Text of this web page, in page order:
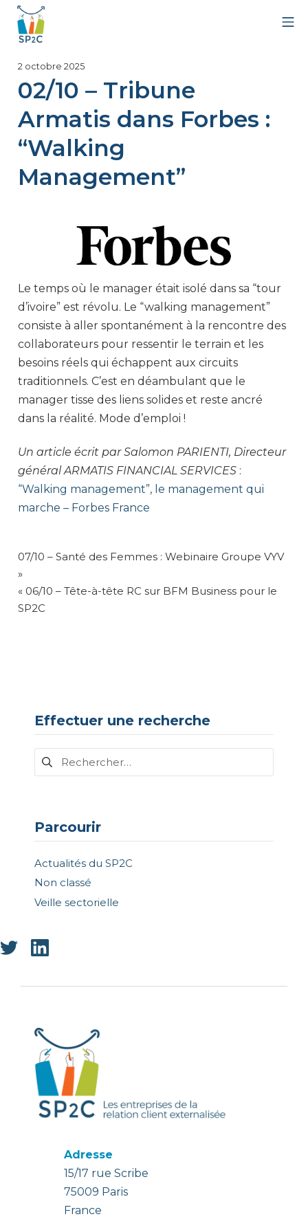
Aller
contenu
SP2C
2 octobre 202524
octobre
2025
02/10 – Tribune
Armatis dans Forbes :
“Walking
Management”
Le temps où le manager était isolé dans sa “tour
d’ivoire” est révolu. Le “walking management”
consiste à aller spontanément à la rencontre des
collaborateurs pour ressentir le terrain et les
besoins réels qui échappent aux circuits
traditionnels. C’est en déambulant que le
manager tisse des liens solides et reste ancré
dans la réalité. Mode d’emploi !
Un article écrit par Salomon PARIENTI, Directeur
général ARMATIS FINANCIAL SERVICES :
“Walking management”, le management qui
marche – Forbes France
NAVIGATION
DE
L’ARTICLE
07/10 – Santé des Femmes : Webinaire Groupe VYV
»
« 06/10 – Tête-à-tête RC sur BFM Business pour le
SP2C
Effectuer une recherche
Rechercher :
Parcourir
Actualités du SP2C
Non classé
Veille sectorielle
Adresse
15/17 rue Scribe
75009 Paris
France